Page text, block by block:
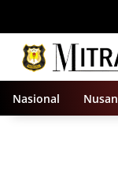
Nasional